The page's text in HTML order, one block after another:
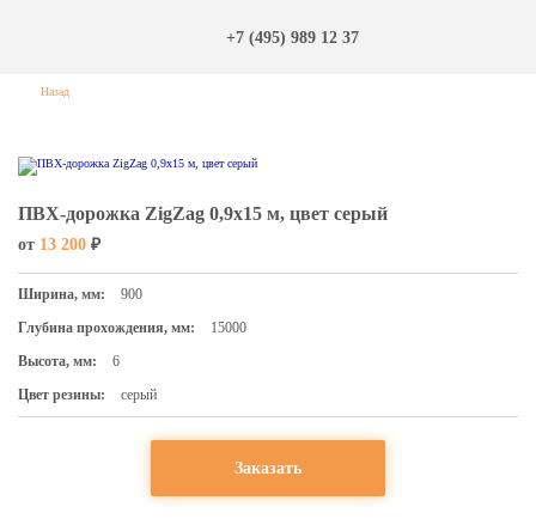
+7 (495) 989 12 37
Назад
ПВХ-дорожка ZigZag 0,9х15 м, цвет серый
от 13 200 ₽
Ширина, мм:
900
Глубина прохождения, мм:
15000
Высота, мм:
6
Цвет резины:
серый
Заказать